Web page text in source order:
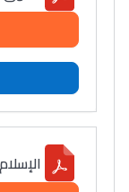
سامورا
بطلة
الطولي،
كتحكي على
فالرّياضة و